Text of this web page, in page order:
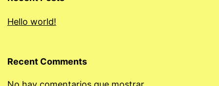
Hello world!
Recent Comments